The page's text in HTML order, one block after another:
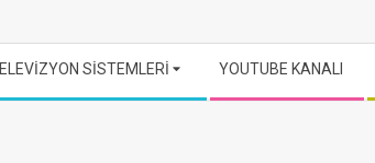
SİSTEMLERİ YOUTUBE KANALI